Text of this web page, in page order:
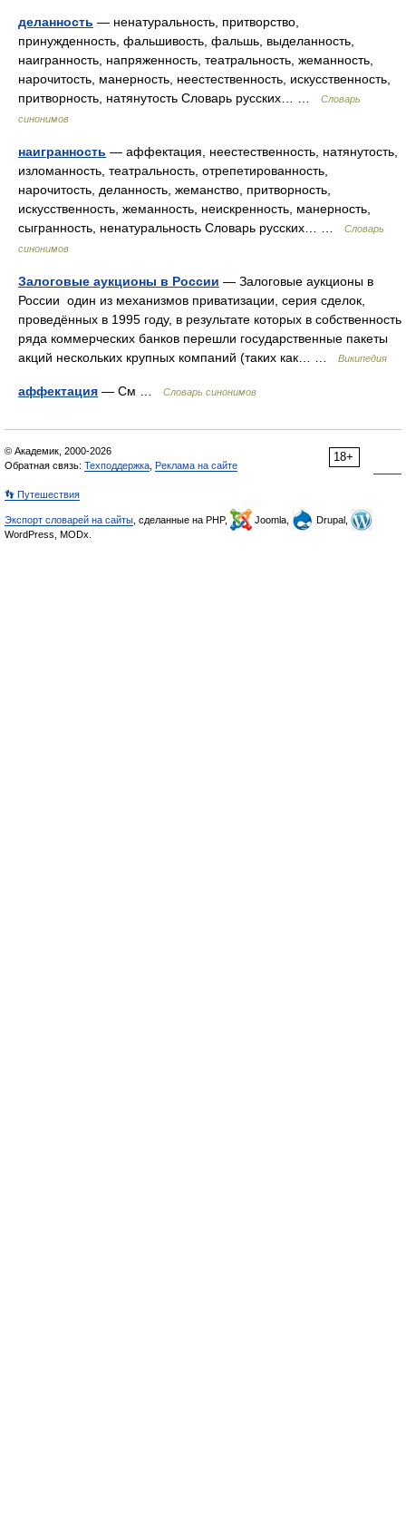
деланность — ненатуральность, притворство,
принужденность, фальшивость, фальшь, выделанность,
наигранность, напряженность, театральность, жеманность,
нарочитость, манерность, неестественность, искусственность,
притворность, натянутость Словарь русских… …
Словарь
синонимов
наигранность — аффектация, неестественность, натянутость,
изломанность, театральность, отрепетированность,
нарочитость, деланность, жеманство, притворность,
искусственность, жеманность, неискренность, манерность,
сыгранность, ненатуральность Словарь русских… …
Словарь
синонимов
Залоговые аукционы в России — Залоговые аукционы в
России один из механизмов приватизации, серия сделок,
проведённых в 1995 году, в результате которых в собственность
ряда коммерческих банков перешли государственные пакеты
акций нескольких крупных компаний (таких как… …
Википедия
аффектация — См … Словарь синонимов
18+
© Академик, 2000-2026
Обратная связь: Техподдержка Реклама на сайте
👣 Путешествия
Экспорт словарей на сайты , сделанные на PHP, Joomla,
Drupal,
WordPress, MODx.